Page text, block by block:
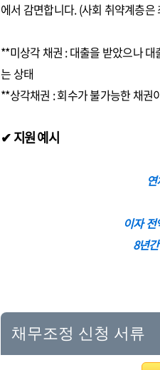
에서 감면합니다. (사회 취약계층
**미상각 채권 : 대출을 받았으나
는 상태
**상각채권 : 회수가 불가능한 채권
✔ 지원 예시
이자
8년
채무조정 신청 서류